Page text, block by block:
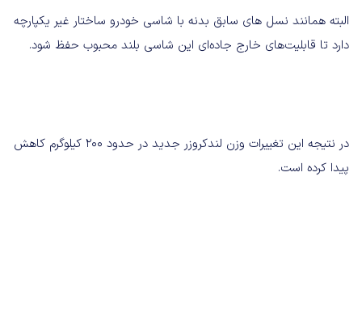
البته همانند نسل های سابق بدنه با شاسی خودرو ساختار غیر یکپارچه
دارد تا قابلیت‌های خارج جاده‌ای این شاسی بلند محبوب حفظ شود.
در نتیجه این تغییرات وزن لندکروزر جدید در حدود 200 کیلوگرم کاهش
پیدا کرده است.